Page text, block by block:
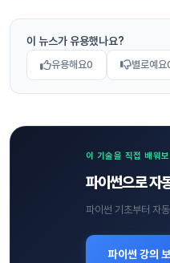
이 뉴스가 유용했나요?
유용해요0 별로예요
이 기술을 직접 배워
파이썬으로 자
파이썬 기초부터 자
파이썬 강의 보